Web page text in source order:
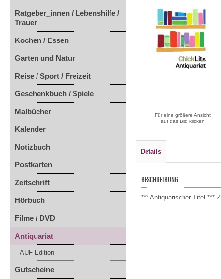
Ratgeber_innen / Lebenshilfe /
Trauer
Kochen / Essen
Garten und Natur
Reise / Sport / Freizeit
Geschenkbuch / Spiele
Malbücher
Kalender
Notizbuch
Postkarten
Zeitschrift
Hörbuch
Filme / DVD
Antiquariat
AUF Edition
Gutscheine
Für eine größere Ansicht
auf das Bild klicken
Details
BESCHREIBUNG
*** Antiquarischer Titel ***